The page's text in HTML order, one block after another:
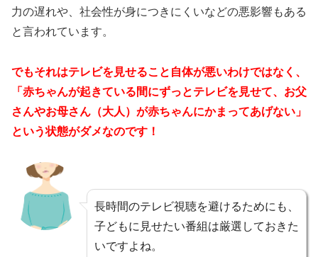
力の遅れや、社会性が身につきにくいなどの悪影響もある
と言われています。
でもそれはテレビを見せること自体が悪いわけではなく、
「赤ちゃんが起きている間にずっとテレビを見せて、お父
さんやお母さん（大人）が赤ちゃんにかまってあげない」
という状態がダメなのです！
長時間のテレビ視聴を避けるためにも、
子どもに見せたい番組は厳選しておきた
いですよね。